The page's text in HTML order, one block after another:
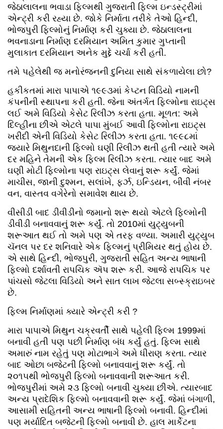
જેઠાલાલના ભવાડા ફિલ્મથી ગુજરાતી ફિલ્મ ઇન્ડસ્ટ્રીમાં
એન્ટ્રી કરી રહ્યા છે. જોકે નિર્માતા તરીકે તેઓ હિન્દી,
ભોજપુરી ફિલ્મોનું નિર્માણ કરી ચુક્યા છે. જેઠાલાલના
ભવનાડાના નિર્માણ દરમિયાન અમિત કુમાર ગુપ્તાની
મુલાકાત દરમિયાન અનેક મુદ્દે ચર્ચા કરી હતી.
તમે પહેલેથી જ મનોરંજનની દુનિયા સાથે સંકળાયેલા છો?
હકીકતમાં મારા પાપાએ ૧૯૯૩માં કેપ્ટન વિડિયો નામની
કંપનીની સ્થાપના કરી હતી. જેના અંતર્ગત ફિલ્મોના રાઇટ્સ
લઈ અમે વિડિયો કેસેટ રિલીઝ કરતા હતા. મૂળત: અમે
દિલ્હીના છીએ એટલે પાપા મુંબઈ આવી ફિલ્મોના રાઇટ્સ
ખરીદી એની વિડિયો કેસેટ રિલીઝ કરતા હતા. ૧૯૯૮માં
જ્યારે મિથુનદાની ફિલ્મો ઘણી રિલીઝ થતી હતી ત્યારે અમે
દર મહિને તેમની એક ફિલ્મ રિલીઝ કરતા. ત્યાર બાદ અમે
ઘણી મોટી ફિલ્મોના પણ રાઇટ્સ લેવાનું શરૂ કર્યું. જેમાં
માચીસ, જાની દુશ્મન, સલાંખે, ફર્ઝ, ઇન્ડિયન, બીવી નંબર
વન, વાસ્તવ વગેરેનો સમાવેશ થાય છે.
વીસીડી બાદ ડીવીડીનો જમાનો શરૂ થયો એટલે ફિલ્મોની
ડીવીડી બનાવવાનું શરૂ કર્યું. તો 2010માં યુટ્યુબની
શરૂઆત થઈ તો અમે પણ એ તરફ વળ્યા. અમારી યુટ્યુબ
ચૅનલ પર દર શનિવારે એક ફિલ્મનું પ્રીમિયર થતું હોય છે.
એ સાથે હિન્દી, ભોજપુરી, ગુજરાતી સહિત અન્ય ભાષાની
ફિલ્મો દર્શાવતી રાપચિક ઍપ શરૂ કરી. આજે રાપચિક પર
પાંચસો જેટલા વિડિયો અને સાત લાખ જેટલા સબ્સ્ક્રાઇબર
છે.
ફિલ્મ નિર્માણમાં ક્યારે એન્ટ્રી કરી ?
મારા પાપાએ મિથુન ચક્રવર્તી સાથે પહેલી ફિલ્મ 1999માં
બનાવી હતી પણ પછી નિર્માણ બંધ કર્યું હતું. ફિલ્મ સાથે
અમારું નામ રહેતું પણ મોટાભાગે અમે ધીરાણ કરતા. ત્યાર
બાદ ઓછા બજેટની ફિલ્મો બનાવવાનું શરૂ કર્યું. તો
૨૦૧૫થી ભોજપુરી ફિલ્મો બનાવવાની શરૂઆત કરી.
ભોજપુરીમાં અમે ૨૩ ફિલ્મો બનાવી ચુક્યા છીએ. ત્યારબાદ
અન્ય પ્રાદેશિક ફિલ્મો બનાવવાની શરૂ કર્યું. જેમાં બંગાળી,
આસામી સહિતની અન્ય ભાષાની ફિલ્મો બનાવી. હિન્દીમાં
પણ મર્યાદિત બજેટની ફિલ્મો બનાવી છે. હાલ માર્કેટના